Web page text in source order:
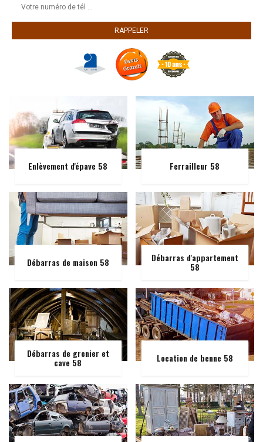
Enlèvement d'épave 58 Ferrailleur 58
Débarras de maison 58 Débarras d'appartement
58
Débarras de grenier et
cave 58 Location de benne 58